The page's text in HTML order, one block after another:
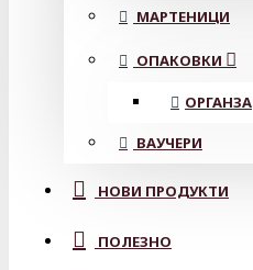
МАРТЕНИЦИ
ОПАКОВКИ
ОРГАНЗА
ВАУЧЕРИ
НОВИ ПРОДУКТИ
ПОЛЕЗНО